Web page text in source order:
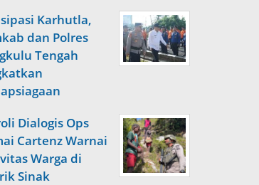
Karhutla,
dan Polres
Tengah
Dialogis Ops
Cartenz Warnai
Warga di
Sinak